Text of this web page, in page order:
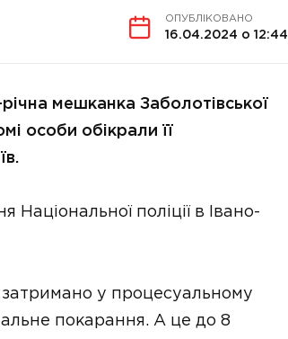
ОПУБЛІКОВАНО
16.04.2024 о 12:44
мешканка Заболотівської
особи обікрали її
Національної поліції в Івано-
затримано у процесуальному
покарання. А це до 8